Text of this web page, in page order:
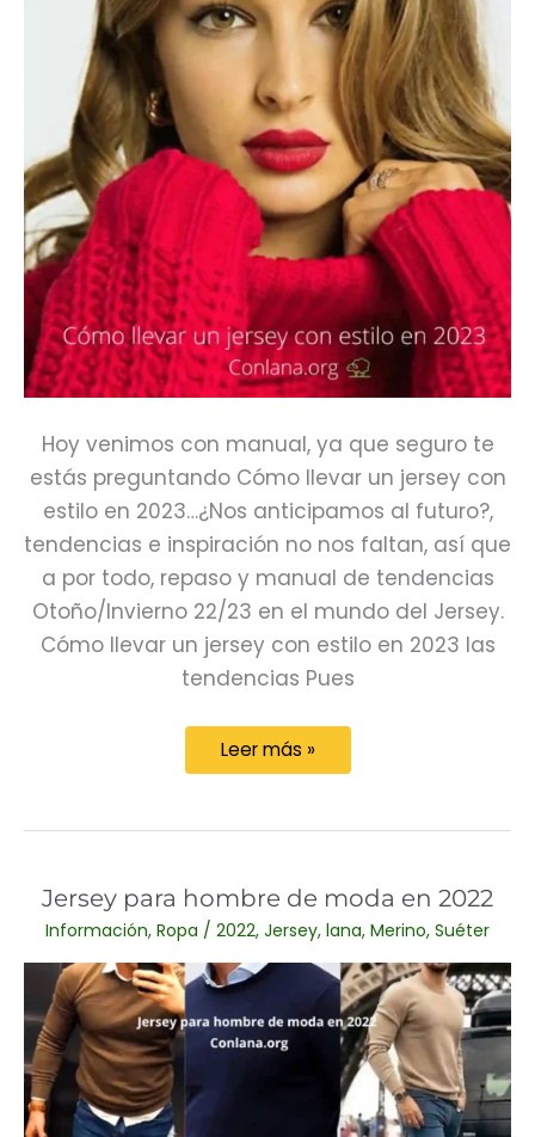
Hoy venimos con manual, ya que seguro te
estás preguntando Cómo llevar un jersey con
estilo en 2023…¿Nos anticipamos al futuro?,
tendencias e inspiración no nos faltan, así que
a por todo, repaso y manual de tendencias
Otoño/Invierno 22/23 en el mundo del Jersey.
Cómo llevar un jersey con estilo en 2023 las
tendencias Pues
Cómo
llevar
estilo
2023
Leer más »
Jersey para hombre de moda en 2022
Información, Ropa / 2022, Jersey, lana, Merino, Suéter